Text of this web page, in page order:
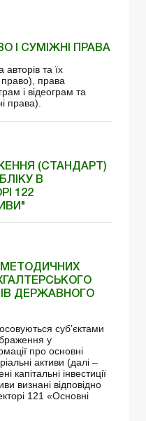
І СУМІЖНІ ПРАВА
та їх
право), права
і відеограм та
права).
(СТАНДАРТ)
В
122
МЕТОДИЧНИХ
ДЕРЖАВНОГО
суб’єктами
у
про основні
активи (далі –
капітальні інвестиції
визнані відповідно
121 «Основні